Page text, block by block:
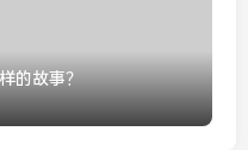
的故事？